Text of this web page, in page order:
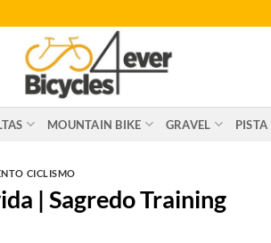
MOUNTAIN BIKE GRAVEL PISTA
CICLISMO
| Sagredo Training